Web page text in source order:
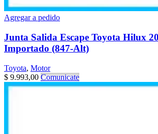
Agregar a pedido
Junta Salida Escape Toyota Hilux
Importado (847-Alt)
Toyota, Motor
$ 9.993,00 Comunicate